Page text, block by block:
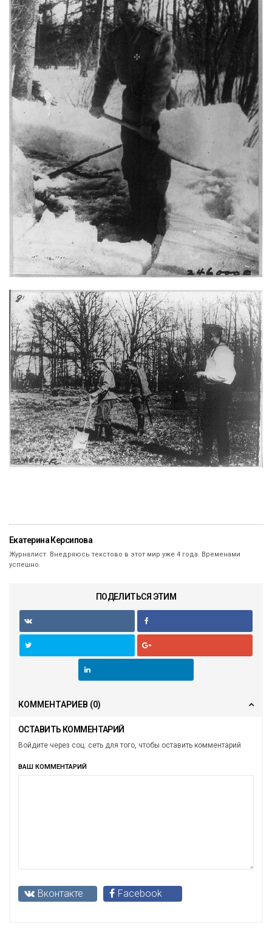
Екатерина Керсипова
Журналист. Внедряюсь текстово в этот мир уже 4 года. Временами
успешно.
ПОДЕЛИТЬСЯ ЭТИМ
КОММЕНТАРИЕВ (0)
ОСТАВИТЬ КОММЕНТАРИЙ
Войдите через соц. сеть для того, чтобы оставить комментарий
ВАШ КОММЕНТАРИЙ
Вконтакте Facebook